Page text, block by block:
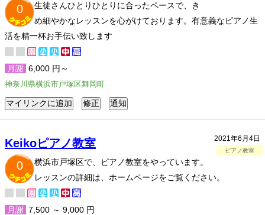
0
生徒さんひとりひとりに合ったペースで、き
め細やかなレッスンを心がけております。有意義なピアノ生
活を精一杯お手伝い致します
月謝 6,000 円～
神奈川県横浜市戸塚区舞岡町
2021年6月4日
ピアノ教室
Keikoピアノ教室
0
横浜市戸塚区で、ピアノ教室をやっています。
レッスンの詳細は、ホームページをご覧ください。
月謝 7,500 ～ 9,000 円